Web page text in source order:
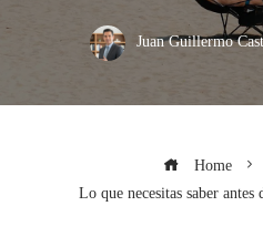
Juan Guillermo
Home
Lo que necesitas saber